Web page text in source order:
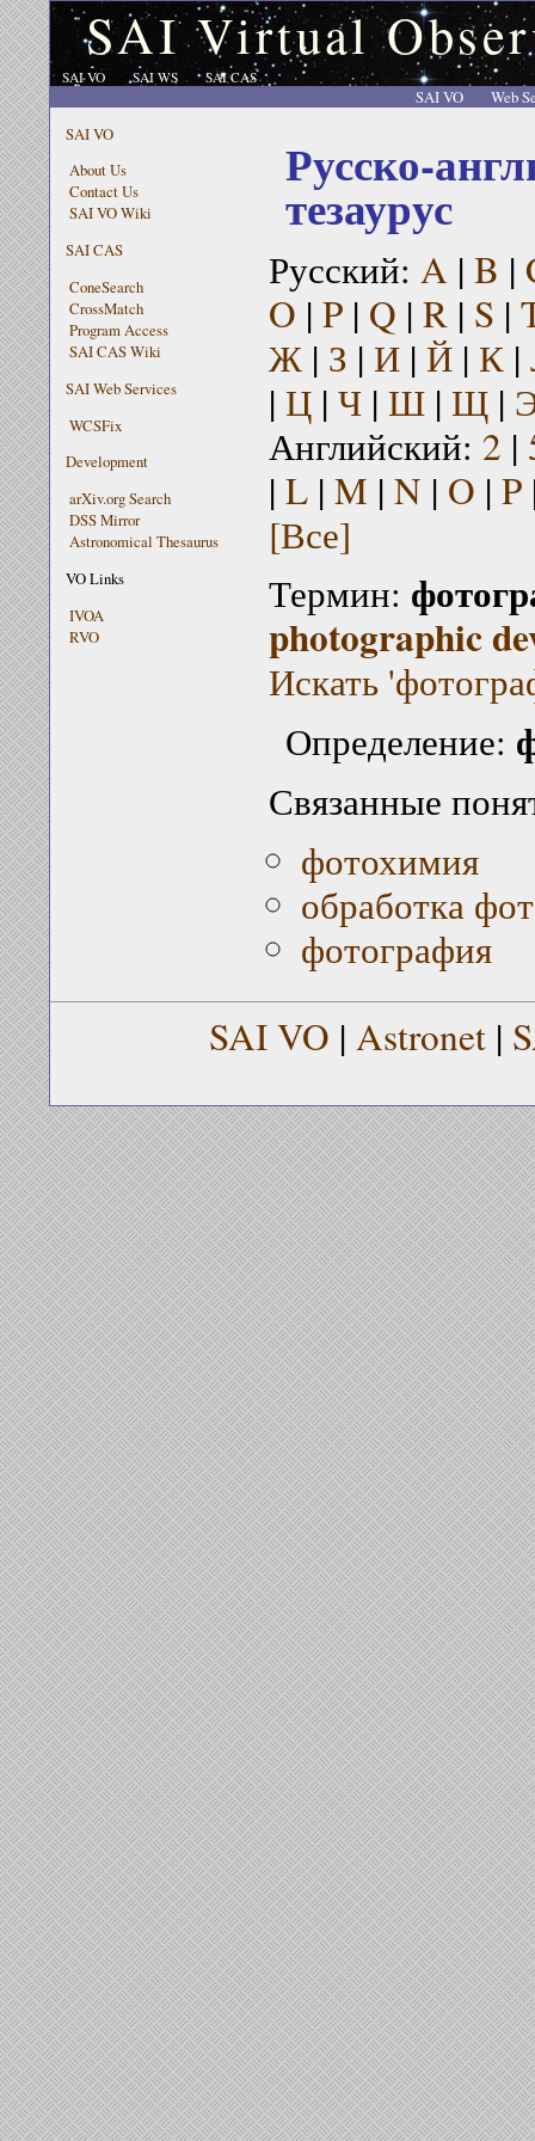
SAI Virtual
SAI VO SAI WS SAI CAS
SAI VO
Web
SAI VO
About Us
Contact Us
SAI VO Wiki
SAI CAS
ConeSearch
CrossMatch
Program Access
SAI CAS Wiki
SAI Web Services
WCSFix
Development
arXiv.org Search
DSS Mirror
Astronomical Thesaurus
VO Links
IVOA
RVO
Русско-
тезаурус
Русский: A | B |
O | P| Q | R| S |
Ж| З | И| Й| К|
| Ц| Ч| Ш| Щ|
Английский: 2 |
| L| M | N | O | P
[Все]
Термин:
photographic
Искать
Определение:
Связанные
фотохимия
обработка
фотография
SAI VO | Astronet |